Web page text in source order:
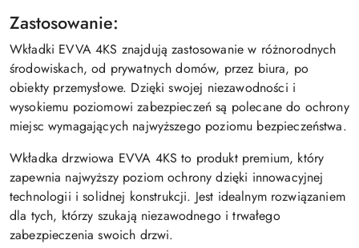
Zastosowanie:
Wkładki EVVA 4KS znajdują zastosowanie w różnorodnych
środowiskach, od prywatnych domów, przez biura, po
obiekty przemysłowe. Dzięki swojej niezawodności i
wysokiemu poziomowi zabezpieczeń są polecane do ochrony
miejsc wymagających najwyższego poziomu bezpieczeństwa.
Wkładka drzwiowa EVVA 4KS to produkt premium, który
zapewnia najwyższy poziom ochrony dzięki innowacyjnej
technologii i solidnej konstrukcji. Jest idealnym rozwiązaniem
dla tych, którzy szukają niezawodnego i trwałego
zabezpieczenia swoich drzwi.